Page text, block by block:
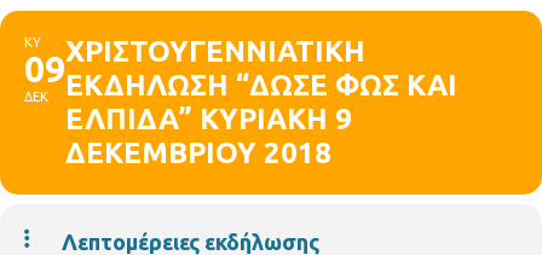
ΚΥ
09
ΔΕΚ
ΧΡΙΣΤΟΥΓΕΝΝΙΑΤΙΚΗ
ΕΚΔΗΛΩΣΗ “ΔΩΣΕ ΦΩΣ ΚΑΙ
ΕΛΠΙΔΑ” ΚΥΡΙΑΚΗ 9
ΔΕΚΕΜΒΡΙΟΥ 2018
Λεπτομέρειες εκδήλωσης